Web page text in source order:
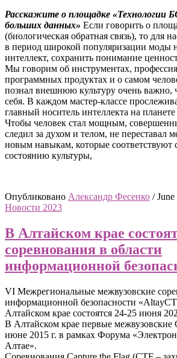
Расскажите о площадке «Технологии
больших данных» Если говорить о
(биологическая обратная связь), то для
в период широкой популяризации моды
интеллект, сохранить понимание
Мы говорим об инструментах,
программных продуктах и о самом
познал внешнюю культуру очень важно,
себя. В каждом мастер-классе
главный носитель интеллекта на
Чтобы человек стал мощным,
следил за духом и телом, не переставал
новым навыкам, которые соответствуют
состоянию культуры,
Опубликовано Александр Фесенко /
Новости 2023
В Алтайском крае
соревнования в области
информационной
VI Межрегиональные межвузовские
информационной безопасности
Алтайском крае состоятся 24-25 июня
В Алтайском крае первые
июне 2015 г. в рамках Форума
Алтае».